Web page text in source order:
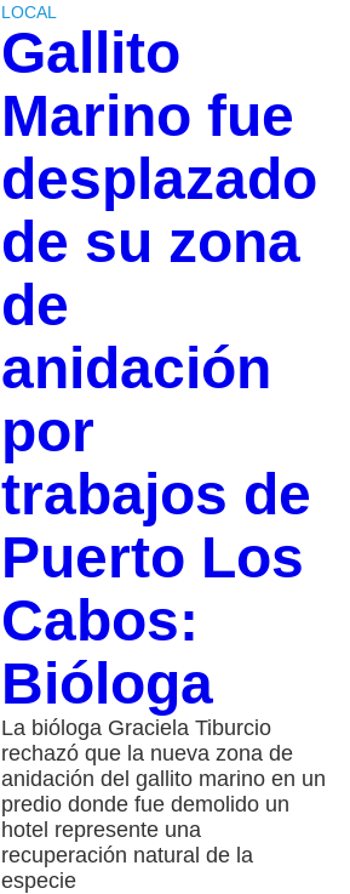
LOCAL
Gallito
Marino fue
desplazado
de su zona
de
anidación
por
trabajos de
Puerto Los
Cabos:
Bióloga
La bióloga Graciela Tiburcio
rechazó que la nueva zona de
anidación del gallito marino en un
predio donde fue demolido un
hotel represente una
recuperación natural de la
especie